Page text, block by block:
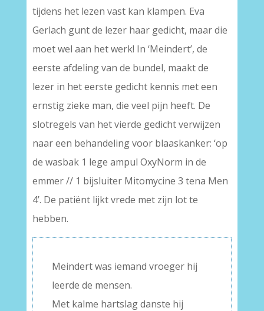
tijdens het lezen vast kan klampen. Eva
Gerlach gunt de lezer haar gedicht, maar die
moet wel aan het werk! In ‘Meindert’, de
eerste afdeling van de bundel, maakt de
lezer in het eerste gedicht kennis met een
ernstig zieke man, die veel pijn heeft. De
slotregels van het vierde gedicht verwijzen
naar een behandeling voor blaaskanker: ‘op
de wasbak 1 lege ampul OxyNorm in de
emmer // 1 bijsluiter Mitomycine 3 tena Men
4’. De patiënt lijkt vrede met zijn lot te
hebben.
Meindert was iemand vroeger hij
leerde de mensen.
Met kalme hartslag danste hij